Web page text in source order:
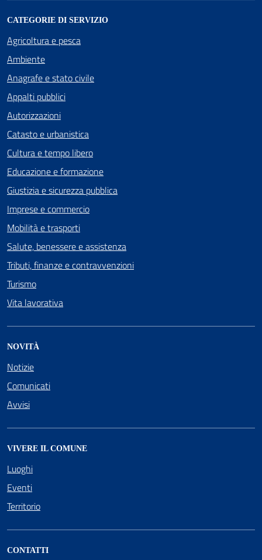
CATEGORIE DI SERVIZIO
Agricoltura e pesca
Ambiente
Anagrafe e stato civile
Appalti pubblici
Autorizzazioni
Catasto e urbanistica
Cultura e tempo libero
Educazione e formazione
Giustizia e sicurezza pubblica
Imprese e commercio
Mobilità e trasporti
Salute, benessere e assistenza
Tributi, finanze e contravvenzioni
Turismo
Vita lavorativa
NOVITÀ
Notizie
Comunicati
Avvisi
VIVERE IL COMUNE
Luoghi
Eventi
Territorio
CONTATTI